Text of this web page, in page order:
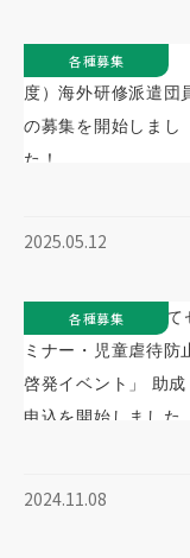
2025.05.12
各種募集
2024.11.08
各種募集